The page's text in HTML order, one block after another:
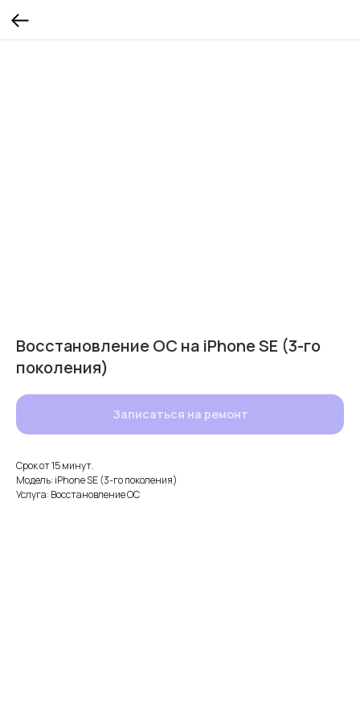
Восстановление ОС на iPhone SE (3-го
поколения)
Записаться на ремонт
Срок от 15 минут.
Модель: iPhone SE (3-го поколения)
Услуга: Восстановление ОС